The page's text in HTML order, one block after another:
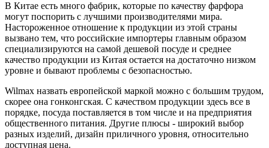
В Китае есть много фабрик, которые по качеству фарфора
могут поспорить с лучшими производителями мира.
Настороженное отношение к продукции из этой страны
вызвано тем, что российские импортеры главным образом
специализируются на самой дешевой посуде и среднее
качество продукции из Китая остается на достаточно низком
уровне и бывают проблемы с безопасностью.
Wilmax назвать европейской маркой можно с большим трудом,
скорее она гонконгская. С качеством продукции здесь все в
порядке, посуда поставляется в том числе и на предприятия
общественного питания. Другие плюсы - широкий выбор
разных изделий, дизайн приличного уровня, относительно
доступная цена.